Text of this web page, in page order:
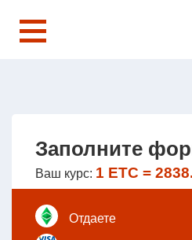
О НАС
Заполните
Ваш курс: 1 ETC =
Отдаете